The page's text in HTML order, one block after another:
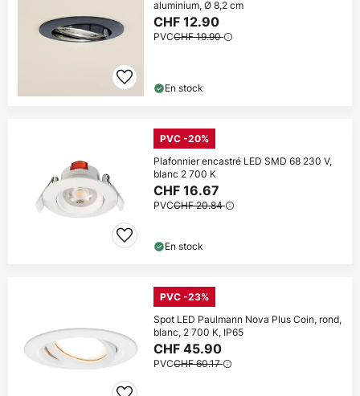
aluminium, Ø 8,2 cm
CHF 12.90
PVCCHF 19.90
En stock
PVC -20%
Plafonnier encastré LED SMD 68 230 V,
blanc 2 700 K
CHF 16.67
PVCCHF 20.84
En stock
PVC -23%
Spot LED Paulmann Nova Plus Coin, rond,
blanc, 2 700 K, IP65
CHF 45.90
PVCCHF 60.17